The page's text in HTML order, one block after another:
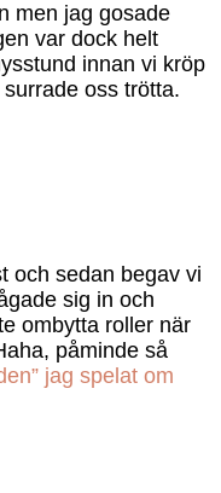
men jag gosade
var dock helt
innan vi kröp
oss trötta.
och sedan begav vi
sig in och
ombytta roller när
påminde så
jag spelat om